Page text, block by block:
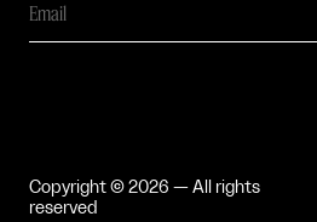
Copyright © 2026 — All rights
reserved